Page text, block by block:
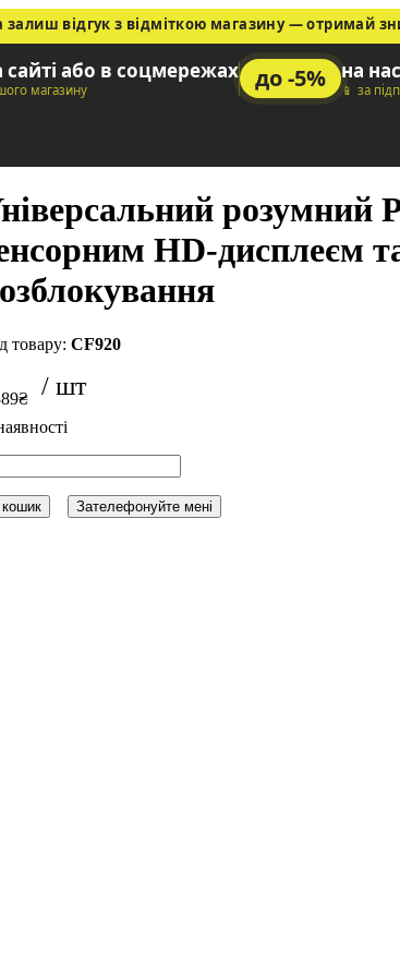
залиш відгук з відміткою магазину — отримай
сайті або в соцмережах
магазину до -5% на
📱 за
HD-дисплеєм
CF920
₴
Зателефонуйте мені